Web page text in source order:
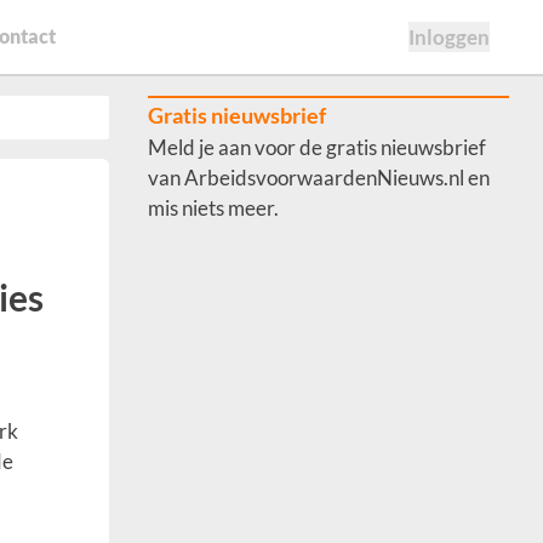
Inloggen
Gratis nieuwsbrief
Meld je aan voor de gratis nieuwsbrief
van ArbeidsvoorwaardenNieuws.nl en
mis niets meer.